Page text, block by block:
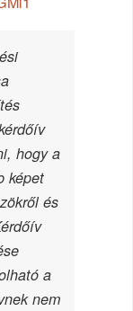
hogy a
képet
és
a
nem